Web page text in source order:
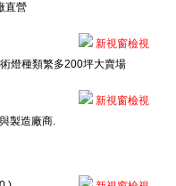
直營
新視窗檢視
燈種類繁多200坪大賣場
新視窗檢視
製造廠商.